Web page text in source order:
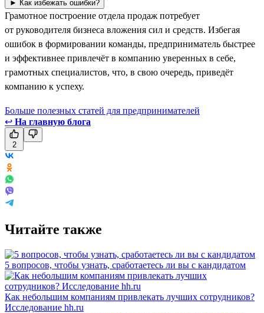
► Как избежать ошибки?
Грамотное построение отдела продаж потребует
от руководителя бизнеса вложения сил и средств. Избегая
ошибок в формировании команды, предприниматель быстрее
и эффективнее привлечёт в компанию уверенных в себе,
грамотных специалистов, что, в свою очередь, приведёт
компанию к успеху.
Больше полезных статей для предпринимателей
↩ На главную блога
2
Читайте также
5 вопросов, чтобы узнать, сработаетесь ли вы с кандидатом
Как небольшим компаниям привлекать лучших сотрудников?
Исследование hh.ru